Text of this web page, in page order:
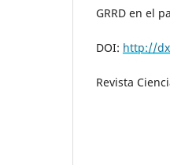
GRRD en el
DOI: http://
Revista